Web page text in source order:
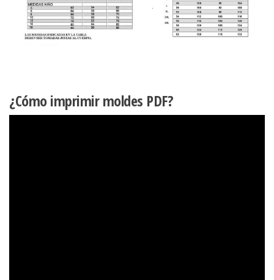
¿Cómo imprimir moldes PDF?